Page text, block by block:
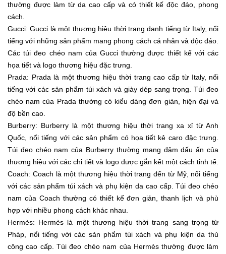
thường được làm từ da cao cấp và có thiết kế độc đáo, phong
cách.
Gucci: Gucci là một thương hiệu thời trang danh tiếng từ Italy, nổi
tiếng với những sản phẩm mang phong cách cá nhân và độc đáo.
Các túi đeo chéo nam của Gucci thường được thiết kế với các
họa tiết và logo thương hiệu đặc trưng.
Prada: Prada là một thương hiệu thời trang cao cấp từ Italy, nổi
tiếng với các sản phẩm túi xách và giày dép sang trọng. Túi đeo
chéo nam của Prada thường có kiểu dáng đơn giản, hiện đại và
độ bền cao.
Burberry: Burberry là một thương hiệu thời trang xa xỉ từ Anh
Quốc, nổi tiếng với các sản phẩm có họa tiết kẻ caro đặc trưng.
Túi đeo chéo nam của Burberry thường mang đậm dấu ấn của
thương hiệu với các chi tiết và logo được gắn kết một cách tinh tế.
Coach: Coach là một thương hiệu thời trang đến từ Mỹ, nổi tiếng
với các sản phẩm túi xách và phụ kiện da cao cấp. Túi đeo chéo
nam của Coach thường có thiết kế đơn giản, thanh lịch và phù
hợp với nhiều phong cách khác nhau.
Hermès: Hermès là một thương hiệu thời trang sang trọng từ
Pháp, nổi tiếng với các sản phẩm túi xách và phụ kiện da thủ
công cao cấp. Túi đeo chéo nam của Hermès thường được làm